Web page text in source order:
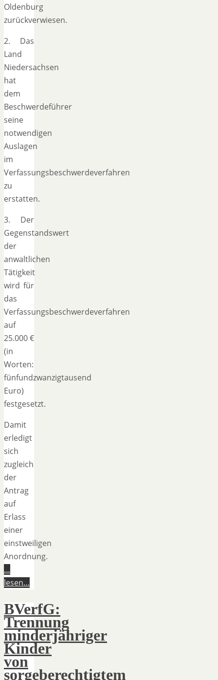
Oldenburg
zurückverwiesen.
2. Das
Land
Niedersachsen
hat
dem
Beschwerdeführer
seine
notwendigen
Auslagen
im
Verfassungsbeschwerdeverfahren
zu
erstatten.
3. Der
Gegenstandswert
der
anwaltlichen
Tätigkeit
wird für
das
Verfassungsbeschwerdeverfahren
auf
25.000 €
(in
Worten:
fünfundzwanzigtausend
Euro)
festgesetzt.
Damit
erledigt
sich
zugleich
der
Antrag
auf
Erlass
einer
einstweiligen
Anordnung.
…
lesen…
BVerfG:
Trennung
minderjähriger
Kinder
von
sorgeberechtigtem